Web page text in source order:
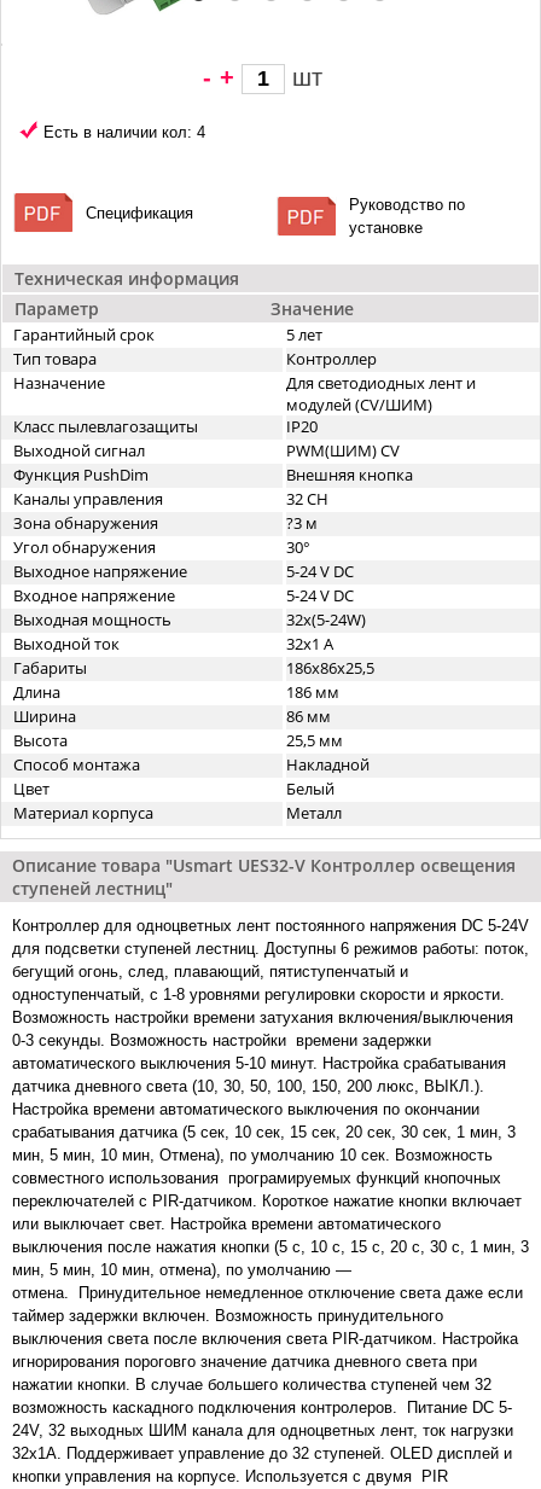
Техническая информация
Параметр
Значение
Гарантийный срок
5 лет
Тип товара
Контроллер
Назначение
Для светодиодных лент и
модулей (CV/ШИМ)
Класс пылевлагозащиты
IP20
Выходной сигнал
PWM(ШИМ) CV
Функция PushDim
Внешняя кнопка
Каналы управления
32 CH
Зона обнаружения
?3 м
Угол обнаружения
30°
Выходное напряжение
5-24 V DC
Входное напряжение
5-24 V DC
Выходная мощность
32х(5-24W)
Выходной ток
32х1 A
Габариты
186х86x25,5
Длина
186 мм
Ширина
86 мм
Высота
25,5 мм
Способ монтажа
Накладной
Цвет
Белый
Материал корпуса
Металл
- + шт
Есть в наличии кол: 4
Спецификация
Руководство по
установке
Описание товара "Usmart UES32-V Контроллер освещения
ступеней лестниц"
Контроллер для одноцветных лент постоянного напряжения DC 5-24V
для подсветки ступеней лестниц. Доступны 6 режимов работы: поток,
бегущий огонь, след, плавающий, пятиступенчатый и
одноступенчатый, с 1-8 уровнями регулировки скорости и яркости.
Возможность настройки времени затухания включения/выключения
0-3 секунды. Возможность настройки времени задержки
автоматического выключения 5-10 минут. Настройка срабатывания
датчика дневного света (10, 30, 50, 100, 150, 200 люкс, ВЫКЛ.).
Настройка времени автоматического выключения по окончании
срабатывания датчика (5 сек, 10 сек, 15 сек, 20 сек, 30 сек, 1 мин, 3
мин, 5 мин, 10 мин, Отмена), по умолчанию 10 сек. Возможность
совместного использования програмируемых функций кнопочных
переключателей с PIR-датчиком. Короткое нажатие кнопки включает
или выключает свет. Настройка времени автоматического
выключения после нажатия кнопки (5 с, 10 с, 15 с, 20 с, 30 с, 1 мин, 3
мин, 5 мин, 10 мин, отмена), по умолчанию —
отмена. Принудительное немедленное отключение света даже если
таймер задержки включен. Возможность принудительного
выключения света после включения света PIR-датчиком. Настройка
игнорирования пороговго значение датчика дневного света при
нажатии кнопки. В случае большего количества ступеней чем 32
возможность каскадного подключения контролеров. Питание DC 5-
24V, 32 выходных ШИМ канала для одноцветных лент, ток нагрузки
32х1А. Поддерживает управление до 32 ступеней. OLED дисплей и
кнопки управления на корпусе. Используется с двумя PIR